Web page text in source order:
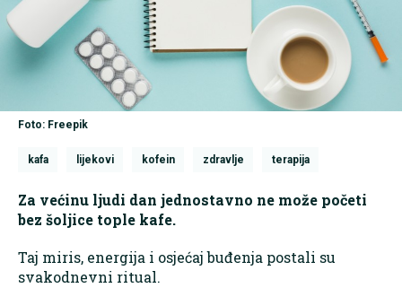
Foto: Freepik
kafa lijekovi kofein zdravlje terapija
Za većinu ljudi dan jednostavno ne može početi
bez šoljice tople kafe.
Taj miris, energija i osjećaj buđenja postali su
svakodnevni ritual.